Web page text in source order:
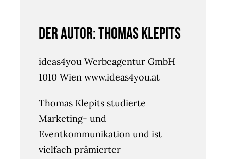
Der Autor: Thomas Klepits
ideas4you Werbeagentur GmbH
1010 Wien www.ideas4you.at
Thomas Klepits studierte
Marketing- und
Eventkommunikation und ist
vielfach prämierter